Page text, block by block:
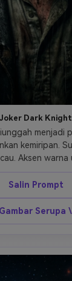
Joker Dark Knight
menjadi
kemiripan.
Aksen
ekspresi intens,
Salin Prompt
Serupa